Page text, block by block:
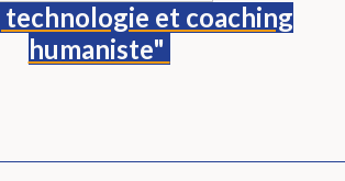
technologie et coaching
humaniste"